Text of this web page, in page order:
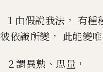
１由假說我法 ， 有種
彼依識所變 ， 此能變
２謂異熟 、 思量 ，